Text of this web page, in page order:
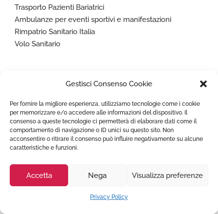
Gestisci Consenso Cookie
Per fornire la migliore esperienza, utilizziamo tecnologie come i cookie
per memorizzare e/o accedere alle informazioni del dispositivo. Il
consenso a queste tecnologie ci permetterà di elaborare dati come il
comportamento di navigazione o ID unici su questo sito. Non
acconsentire o ritirare il consenso può influire negativamente su alcune
caratteristiche e funzioni.
Accetta Nega Visualizza preferenze
Privacy Policy
Trasporto Pazienti Bariatrici
Ambulanze per eventi sportivi e manifestazioni
Rimpatrio Sanitario Italia
Volo Sanitario
Homepage
FAQ
Costo Servizio Ambulanza Privata
Città coperte Estero
Prenota ambulanza
Lavora con noi
Condizioni Generali